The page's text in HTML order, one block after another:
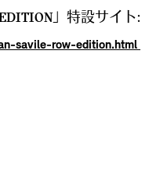
」特設サイト:
savile-row-edition.html